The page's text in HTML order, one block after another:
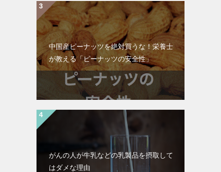
中国産ピーナッツを絶対買うな！栄養士
が教える「ピーナッツの安全性」
がんの人が牛乳などの乳製品を摂取して
はダメな理由